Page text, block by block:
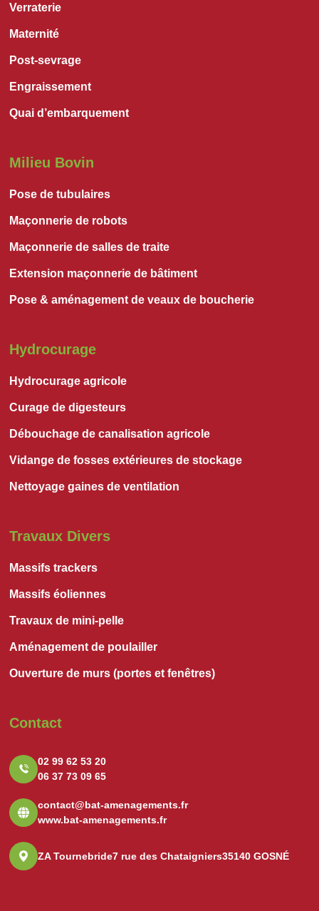
Verraterie
Maternité
Post-sevrage
Engraissement
Quai d’embarquement
Milieu Bovin
Pose de tubulaires
Maçonnerie de robots
Maçonnerie de salles de traite
Extension maçonnerie de bâtiment
Pose & aménagement de veaux de boucherie
Hydrocurage
Hydrocurage agricole
Curage de digesteurs
Débouchage de canalisation agricole
Vidange de fosses extérieures de stockage
Nettoyage gaines de ventilation
Travaux Divers
Massifs trackers
Massifs éoliennes
Travaux de mini-pelle
Aménagement de poulailler
Ouverture de murs (portes et fenêtres)
Contact
02 99 62 53 20
06 37 73 09 65
contact@bat-amenagements.fr
www.bat-amenagements.fr
ZA Tournebride7 rue des Chataigniers35140 GOSNÉ